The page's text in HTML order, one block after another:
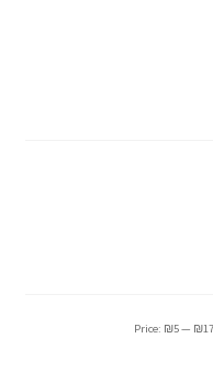
Price: ₪5—